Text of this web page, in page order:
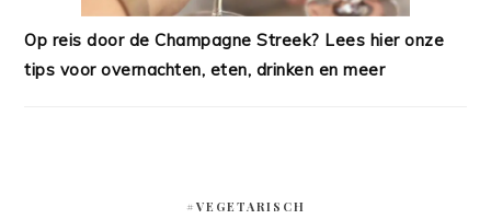
Op reis door de Champagne Streek? Lees hier onze
tips voor overnachten, eten, drinken en meer
#VEGETARISCH